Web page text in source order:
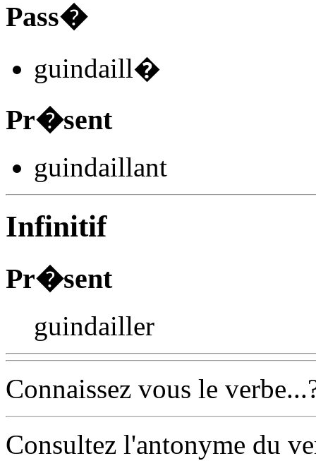
Pass�
guindaill�
Pr�sent
guindaillant
Infinitif
Pr�sent
guindailler
Connaissez vous le
Consultez l'antonyme du